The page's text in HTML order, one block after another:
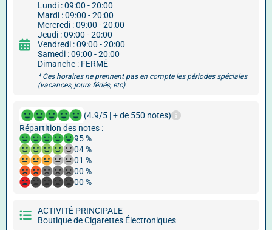
Lundi : 09:00 - 20:00
Mardi : 09:00 - 20:00
Mercredi : 09:00 - 20:00
Jeudi : 09:00 - 20:00
Vendredi : 09:00 - 20:00
Samedi : 09:00 - 20:00
Dimanche : FERMÉ
* Ces horaires ne prennent pas en compte les périodes spéciales
(vacances, jours fériés, etc).
(4.9/5 | + de 550 notes)
Répartition des notes :
95 %
04 %
01 %
00 %
00 %
ACTIVITÉ PRINCIPALE
Boutique de Cigarettes Électroniques